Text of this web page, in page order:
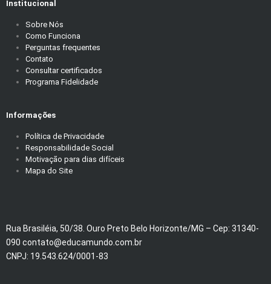
Institucional
Sobre Nós
Como Funciona
Perguntas frequentes
Contato
Consultar certificados
Programa Fidelidade
Informações
Política de Privacidade
Responsabilidade Social
Motivação para dias difíceis
Mapa do Site
Rua Brasiléia, 50/38. Ouro Preto Belo Horizonte/MG – Cep: 31340-
090 contato@educamundo.com.br
CNPJ: 19.543.624/0001-83